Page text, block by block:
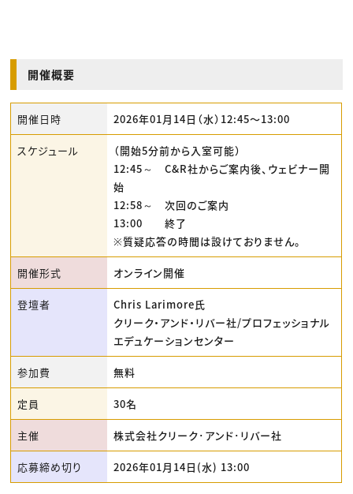
開催概要
開催日時 2026年01月14日（水）12:45〜13:00
スケジュール
（開始5分前から入室可能）
12:45～ C&R社からご案内後、ウェビナー開
始
12:58～ 次回のご案内
13:00 終了
※質疑応答の時間は設けておりません。
開催形式 オンライン開催
登壇者
Chris Larimore氏
クリーク・アンド・リバー社/プロフェッショナル
エデュケーションセンター
参加費 無料
定員 30名
主催 株式会社クリーク･アンド･リバー社
応募締め切り 2026年01月14日(水) 13:00